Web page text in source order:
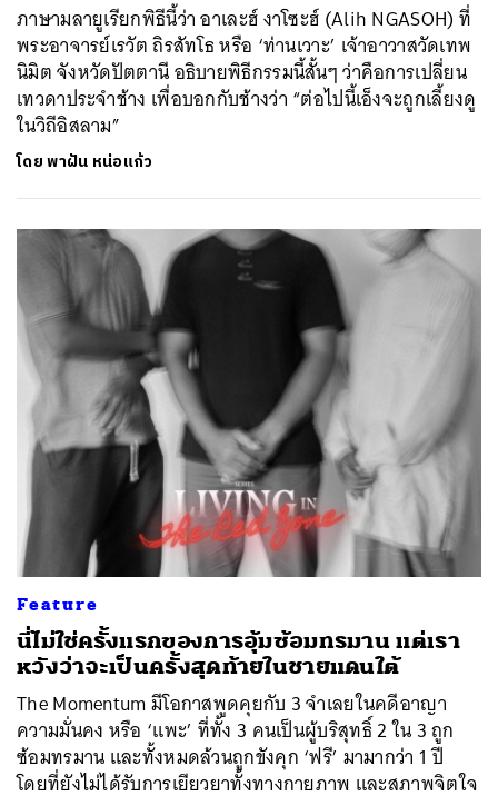
ภาษามลายูเรียกพิธีนี้ว่า อาเละฮ์ งาโซะฮ์ (Alih NGASOH) ที่
พระอาจารย์เรวัต ถิรสัทโธ หรือ ‘ท่านเวาะ’ เจ้าอาวาสวัดเทพ
นิมิต จังหวัดปัตตานี อธิบายพิธีกรรมนี้สั้นๆ ว่าคือการเปลี่ยน
เทวดาประจำช้าง เพื่อบอกกับช้างว่า “ต่อไปนี้เอ็งจะถูกเลี้ยงดู
ในวิถีอิสลาม”
โดยพาฝัน หน่อแก้ว
Feature
นี่ไม่ใช่ครั้งแรกของการอุ้มซ้อมทรมาน แต่เรา
หวังว่าจะเป็นครั้งสุดท้ายในชายแดนใต้
The Momentum มีโอกาสพูดคุยกับ 3 จำเลยในคดีอาญา
ความมั่นคง หรือ ‘แพะ’ ที่ทั้ง 3 คนเป็นผู้บริสุทธิ์ 2 ใน 3 ถูก
ซ้อมทรมาน และทั้งหมดล้วนถูกขังคุก ‘ฟรี’ มามากว่า 1 ปี
โดยที่ยังไม่ได้รับการเยียวยาทั้งทางกายภาพ และสภาพจิตใจ